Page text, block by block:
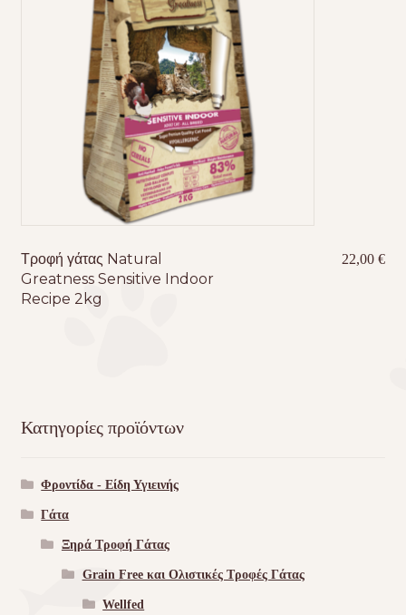
Τροφή γάτας Natural
Greatness Sensitive Indoor
Recipe 2kg
22,00€
Κατηγορίες προϊόντων
Φροντίδα - Είδη Υγιεινής
Γάτα
Ξηρά Τροφή Γάτας
Grain Free και Ολιστικές Τροφές Γάτας
Wellfed